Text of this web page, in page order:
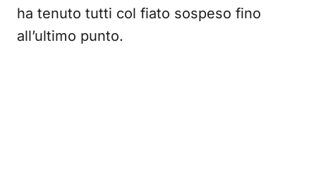
ha tenuto tutti col fiato sospeso fino
all’ultimo punto.